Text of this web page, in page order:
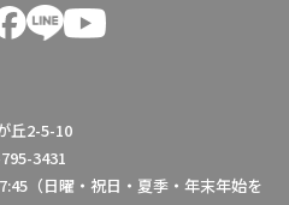
丘2-5-10
3431
（日曜・祝日・夏季・年末年始を